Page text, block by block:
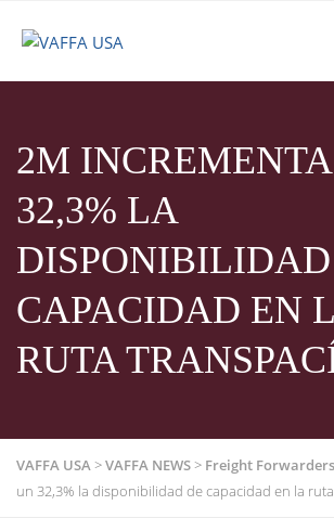
2M
32,3% LA
CAPACIDAD EN
RUTA
VAFFA USA>VAFFA NEWS> Freight Forwarders
un 32,3% la disponibilidad de capacidad en la